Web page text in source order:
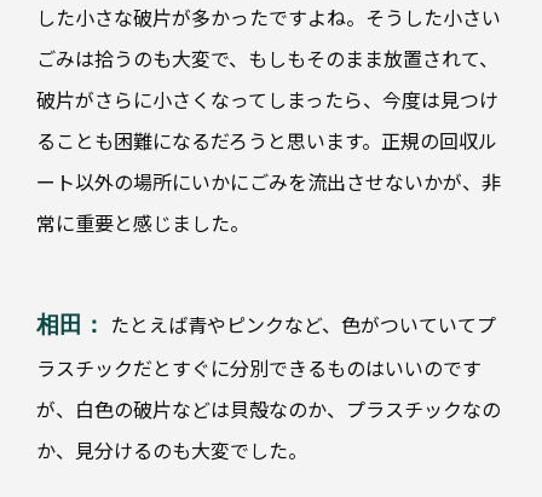
した小さな破片が多かったですよね。そうした小さい
ごみは拾うのも大変で、もしもそのまま放置されて、
破片がさらに小さくなってしまったら、今度は見つけ
ることも困難になるだろうと思います。正規の回収ル
ート以外の場所にいかにごみを流出させないかが、非
常に重要と感じました。
相田：
たとえば青やピンクなど、色がついていてプ
ラスチックだとすぐに分別できるものはいいのです
が、白色の破片などは貝殻なのか、プラスチックなの
か、見分けるのも大変でした。